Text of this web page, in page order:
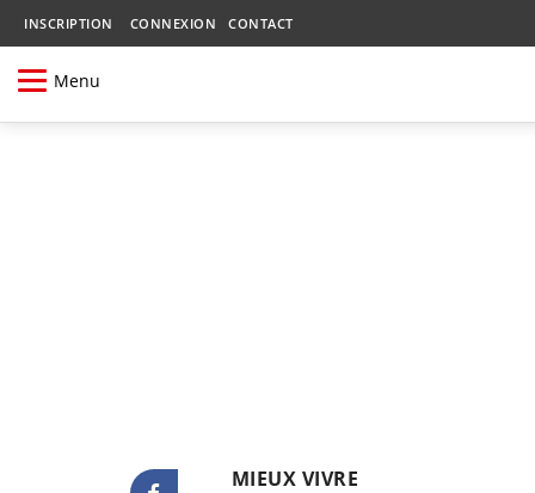
INSCRIPTION CONNEXION CONTACT
Menu
MIEUX VIVRE